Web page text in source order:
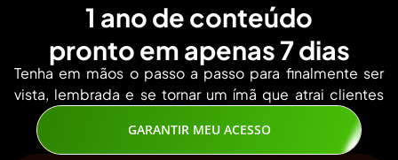
1 ano de conteúdo
pronto em apenas 7 dias
Tenha em mãos o passo a passo para finalmente ser
vista, lembrada e se tornar um ímã que atrai clientes
GARANTIR MEU ACESSO